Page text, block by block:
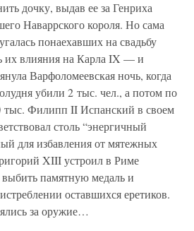
дочку, выдав ее за Генриха
Наваррского короля. Но сама
понаехавших на свадьбу
их влияния на Карла IX — и
Варфоломеевская ночь, когда
убили 2 тыс. чел., а потом по
тыс. Филипп II Испанский в своем
столь “энергичный
для избавления от мятежных
XIII устроил в Риме
памятную медаль и
оставшихся еретиков.
за оружие…